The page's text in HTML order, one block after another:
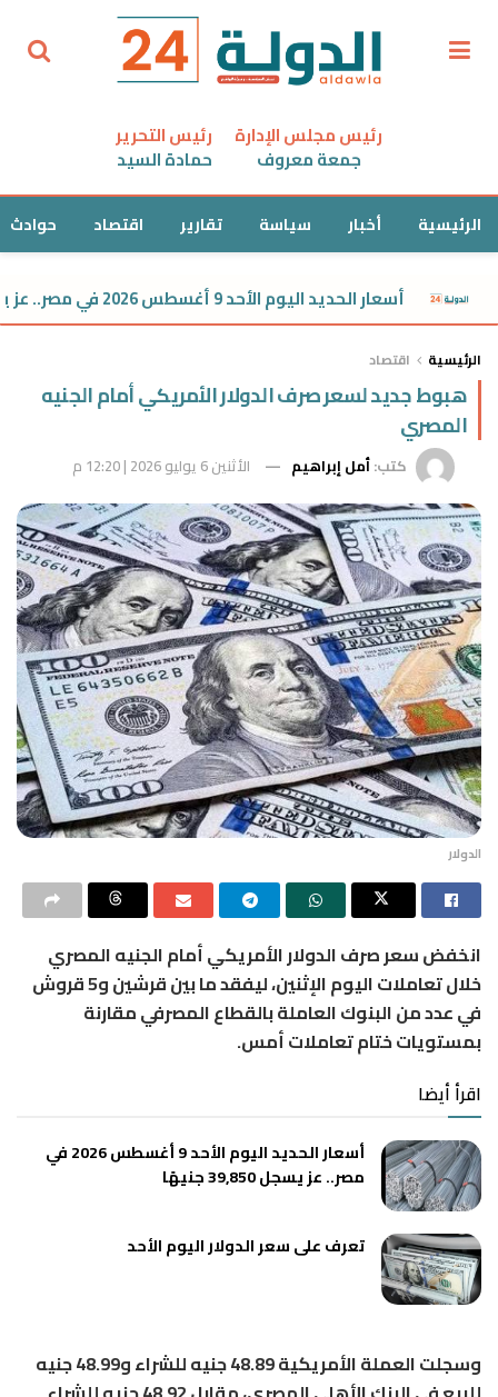
رئيس مجلس الإدارة
جمعة معروف
رئيس التحرير
حمادة السيد
الرئيسية أخبار سياسة تقارير اقتصاد حوادث
أسعار الحديد اليوم الأحد 9 أغسطس 2026 في مصر.. عز يسجل 39,850 جنيهًا
الرئيسية اقتصاد
هبوط جديد لسعر صرف الدولار الأمريكي أمام الجنيه
المصري
كتب:أمل إبراهيم الأثنين 6 يوليو 2026 | 12:20 م
الدولار
انخفض سعر صرف الدولار الأمريكي أمام الجنيه المصري
خلال تعاملات اليوم الإثنين، ليفقد ما بين قرشين و5 قروش
في عدد من البنوك العاملة بالقطاع المصرفي مقارنة
بمستويات ختام تعاملات أمس.
اقرأ أيضا
أسعار الحديد اليوم الأحد 9 أغسطس 2026 في
مصر.. عز يسجل 39,850 جنيهًا
تعرف على سعر الدولار اليوم الأحد
وسجلت العملة الأمريكية 48.89 جنيه للشراء و48.99 جنيه